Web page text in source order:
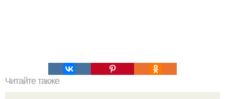
Читайте также